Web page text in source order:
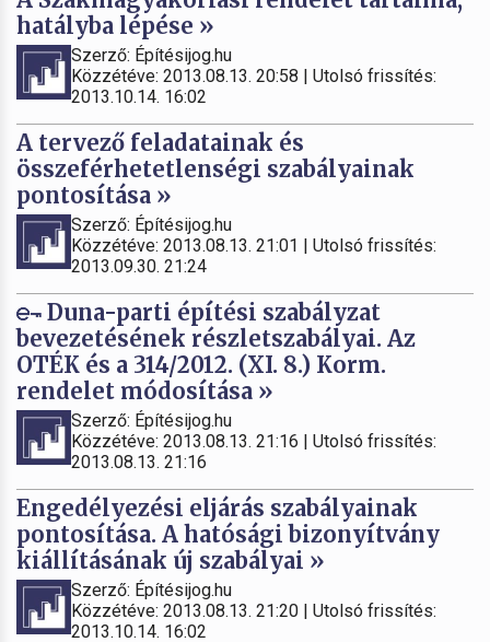
hatályba lépése »
Szerző: Építésijog.hu
Közzétéve: 2013.08.13. 20:58 | Utolsó frissítés:
2013.10.14. 16:02
A tervező feladatainak és
összeférhetetlenségi szabályainak
pontosítása »
Szerző: Építésijog.hu
Közzétéve: 2013.08.13. 21:01 | Utolsó frissítés:
2013.09.30. 21:24
Duna-parti építési szabályzat
bevezetésének részletszabályai. Az
OTÉK és a 314/2012. (XI. 8.) Korm.
rendelet módosítása »
Szerző: Építésijog.hu
Közzétéve: 2013.08.13. 21:16 | Utolsó frissítés:
2013.08.13. 21:16
Engedélyezési eljárás szabályainak
pontosítása. A hatósági bizonyítvány
kiállításának új szabályai »
Szerző: Építésijog.hu
Közzétéve: 2013.08.13. 21:20 | Utolsó frissítés:
2013.10.14. 16:02